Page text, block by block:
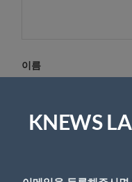
이름
KNEWS